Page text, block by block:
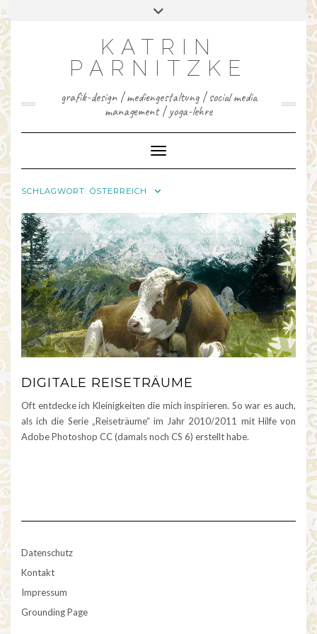
to
content
INSTAGRAM
FACEBOOK
LINKEDIN
KATRIN
PARNITZKE
grafik-design | mediengestaltung | social media
management | yoga-lehre
Toggle Navigation
SCHLAGWORT: ÖSTERREICH
DIGITALE REISETRÄUME
Oft entdecke ich Kleinigkeiten die mich inspirieren. So war es auch,
als ich die Serie „Reiseträume“ im Jahr 2010/2011 mit Hilfe von
Adobe Photoshop CC (damals noch CS 6) erstellt habe.
Datenschutz
Kontakt
Impressum
Grounding Page